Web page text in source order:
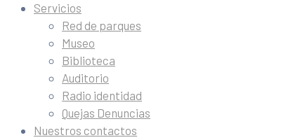
Servicios
Red de parques
Museo
Biblioteca
Auditorio
Radio identidad
Quejas Denuncias
Nuestros contactos